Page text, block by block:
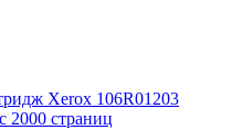
Xerox 106R01203
2000 страниц